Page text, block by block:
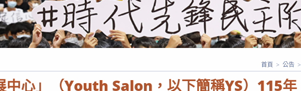
中心」（Youth Salon，以下簡稱YS）115年
首頁 > 公告 >